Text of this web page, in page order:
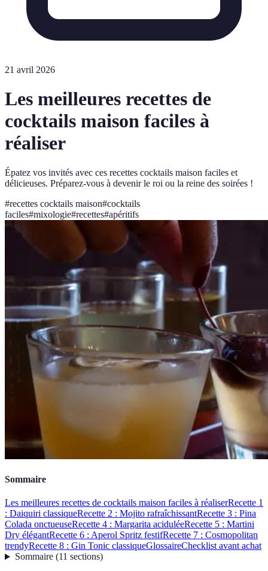
21 avril 2026
Les meilleures recettes de
cocktails maison faciles à
réaliser
Épatez vos invités avec ces recettes cocktails maison faciles et
délicieuses. Préparez-vous à devenir le roi ou la reine des soirées !
#recettes cocktails maison#cocktails
faciles#mixologie#recettes#apéritifs
Sommaire
Les meilleures recettes de cocktails maison faciles à réaliserRecette 1
: Daiquiri classiqueRecette 2 : Mojito rafraîchissantRecette 3 : Pina
Colada onctueuseRecette 4 : Margarita aciduléeRecette 5 : Martini
Dry élégantRecette 6 : Aperol Spritz festifRecette 7 : Cosmopolitan
trendyRecette 8 : Gin Tonic classiqueGlossaireChecklist avant achat
Sommaire(11 sections)